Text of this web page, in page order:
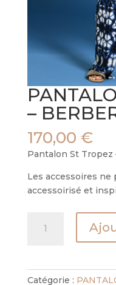
–
170,00 €
Pantalon St
Les accessoires
accessoirisé et
PANTALON
Catégorie :